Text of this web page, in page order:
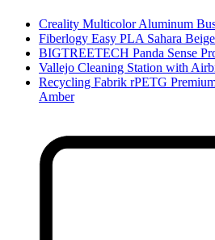
Creality Multicolor Aluminum
Fiberlogy Easy PLA Sahara Beige
BIGTREETECH Panda Sense
Vallejo Cleaning Station with
Recycling Fabrik rPETG
Amber